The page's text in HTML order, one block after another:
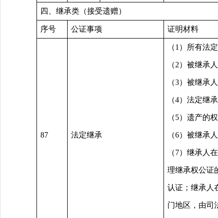
四、继承类（接受遗赠）
序号 公证事项 证明材料
87 法定继承
（1）所有法
（2）被继承
（3）被继承
（4）法定继
（5）遗产的
（6）被继承
（7）继承人
理继承权公证
认证；继承人
门地区，由司